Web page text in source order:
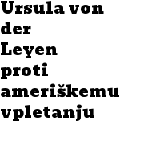
Ursula von
der
Leyen
proti
ameriškemu
vpletanju